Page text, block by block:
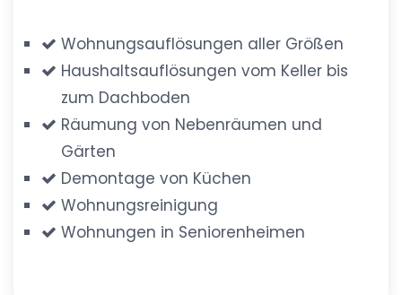
Wohnungsauflösungen aller Größen
Haushaltsauflösungen vom Keller bis
zum Dachboden
Räumung von Nebenräumen und
Gärten
Demontage von Küchen
Wohnungsreinigung
Wohnungen in Seniorenheimen